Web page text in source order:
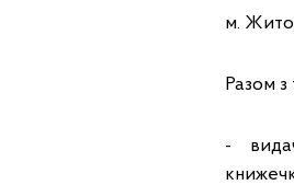
м.
Разом
-